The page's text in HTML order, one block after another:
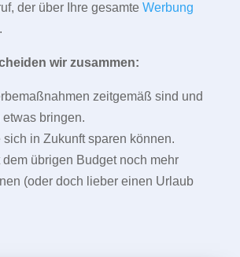
der über Ihre gesamte Werbung
wir zusammen:
zeitgemäß sind und
etwas bringen.
sich in Zukunft sparen können.
übrigen Budget noch mehr
(oder doch lieber einen Urlaub